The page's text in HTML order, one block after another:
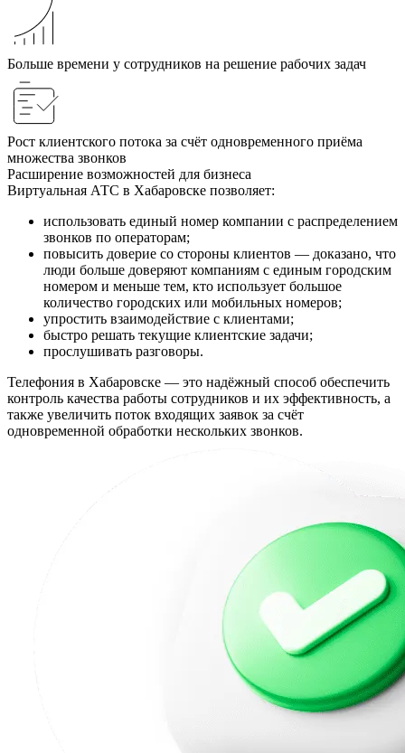
Больше времени у сотрудников на решение рабочих задач
Рост клиентского потока за счёт одновременного приёма
множества звонков
Расширение возможностей для бизнеса
Виртуальная АТС в Хабаровске позволяет:
использовать единый номер компании с распределением
звонков по операторам;
повысить доверие со стороны клиентов — доказано, что
люди больше доверяют компаниям с единым городским
номером и меньше тем, кто использует большое
количество городских или мобильных номеров;
упростить взаимодействие с клиентами;
быстро решать текущие клиентские задачи;
прослушивать разговоры.
Телефония в Хабаровске — это надёжный способ обеспечить
контроль качества работы сотрудников и их эффективность, а
также увеличить поток входящих заявок за счёт
одновременной обработки нескольких звонков.